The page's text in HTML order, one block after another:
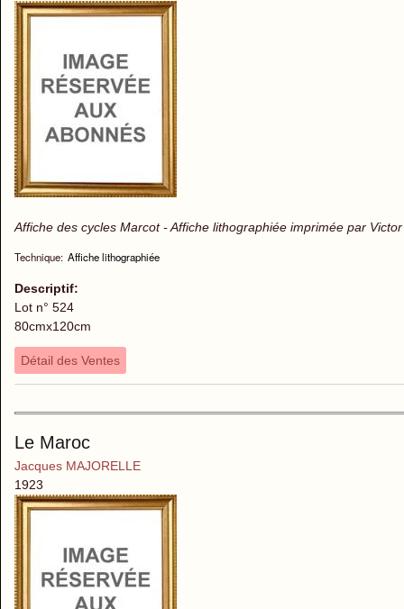
Affiche des cycles Marcot - Affiche lithographiée imprimée par
Technique: Affiche lithographiée
Descriptif:
Lot n° 524
80cmx120cm
Détail des Ventes
Le Maroc
Jacques MAJORELLE
1923